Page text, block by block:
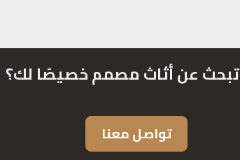
عن أثاث مصمم خصيصًا لك؟
تواصل معنا